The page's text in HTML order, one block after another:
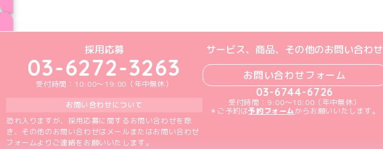
めいどりーみんTikTok公式アカウント
めいどりーみんX公式アカウント
めいどりーみんInstagram公式アカウント
めいどりーみんFacebook公式アカウント
めいどりーみんYouTube公式アカウント
採用応募
03-6272-3263
受付時間：10:00～19:00（年中無休）
お問い合わせについて
恐れ入りますが、採用応募に関するお問い合わせを除
き、その他のお問い合わせはメールまたはお問い合わせ
フォームよりご連絡をお願いいたします。
サービス、商品、その他のお問い合わせ
お問い合わせフォーム
03-6744-6726
受付時間：9:00～18:00（年中無休）
＊ご予約は予約フォームからお願いいたします。